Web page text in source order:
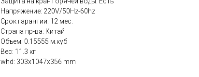
Напряжение: 220V/50Hz-60hz
Срок гарантии: 12 мес.
Страна пр-ва: Китай
Объем: 0.15555 м.куб
Вес: 11.3 кг
whd: 303x1047x356 mm